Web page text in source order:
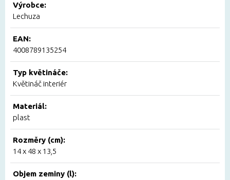
Výrobce:
Lechuza
EAN:
4008789135254
Typ květináče:
Květináč interiér
Materiál:
plast
Rozměry (cm):
14 x 48 x 13,5
Objem zeminy (l):